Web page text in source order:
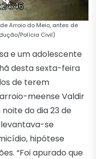
Arroio do Meio, antes de
Polícia Civil)
e um adolescente
desta sexta-feira
de terem
meense Valdir
do dia 23 de
levantava-se
hipótese
“Foi apurado que